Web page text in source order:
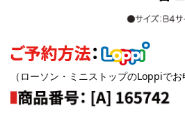
（ローソン・ミニストップのLoppiでお